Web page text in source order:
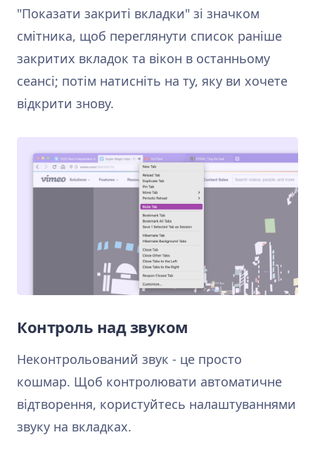
"Показати закриті вкладки" зі значком
смітника, щоб переглянути список раніше
закритих вкладок та вікон в останньому
сеансі; потім натисніть на ту, яку ви хочете
відкрити знову.
Контроль над звуком
Неконтрольований звук - це просто
кошмар. Щоб контролювати автоматичне
відтворення, користуйтесь налаштуваннями
звуку на вкладках.